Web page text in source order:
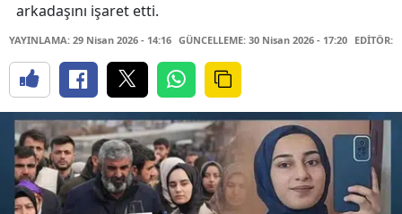
arkadaşını işaret etti.
YAYINLAMA: 29 Nisan 2026 - 14:16 GÜNCELLEME: 30 Nisan 2026 - 17:20 EDİTÖR: